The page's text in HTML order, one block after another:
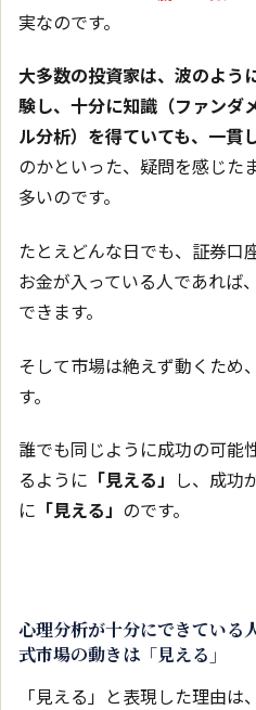
実なのです。
大多数の投資家は、波のよう
験し、十分に知識（ファンダ
ル分析）を得ていても、一貫
のかといった、疑問を感じた
多いのです。
たとえどんな日でも、証券口
お金が入っている人であれば
できます。
そして市場は絶えず動くため
す。
誰でも同じように成功の可能
るように 「見える」 し、成功
に 「見える」 のです。
心理分析が十分にできている
式市場の動きは「見える」
「見える」と表現した理由